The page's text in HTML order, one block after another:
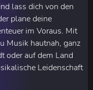
lass dich von den
plane deine
im Voraus. Mit
Musik hautnah, ganz
oder auf dem Land
Leidenschaft